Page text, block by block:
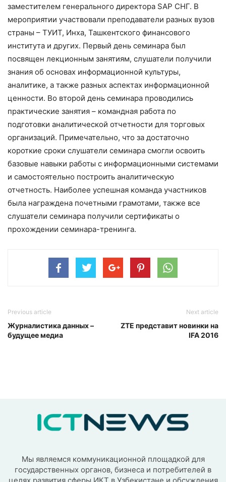
заместителем генерального директора SAP СНГ. В
мероприятии участвовали преподаватели разных вузов
страны – ТУИТ, Инха, Ташкентского финансового
института и других. Первый день семинара был
посвящен лекционным занятиям, слушатели получили
знания об основах информационной культуры,
аналитике, а также разных аспектах информационной
ценности. Во второй день семинара проводились
практические занятия – командная работа по
подготовки аналитической отчетности для торговых
организаций. Примечательно, что за достаточно
короткие сроки слушатели семинара смогли освоить
базовые навыки работы с информационными системами
и самостоятельно построить аналитическую
отчетность. Наиболее успешная команда участников
была награждена почетными грамотами, также все
слушатели семинара получили сертификаты о
прохождении семинара-тренинга.
Previous article
Журналистика данных –
будущее медиа
Next article
ZTE представит новинки на
IFA 2016
Мы являемся коммуникационной площадкой для
государственных органов, бизнеса и потребителей в
целях развития сферы ИКТ в Узбекистане и обсуждения